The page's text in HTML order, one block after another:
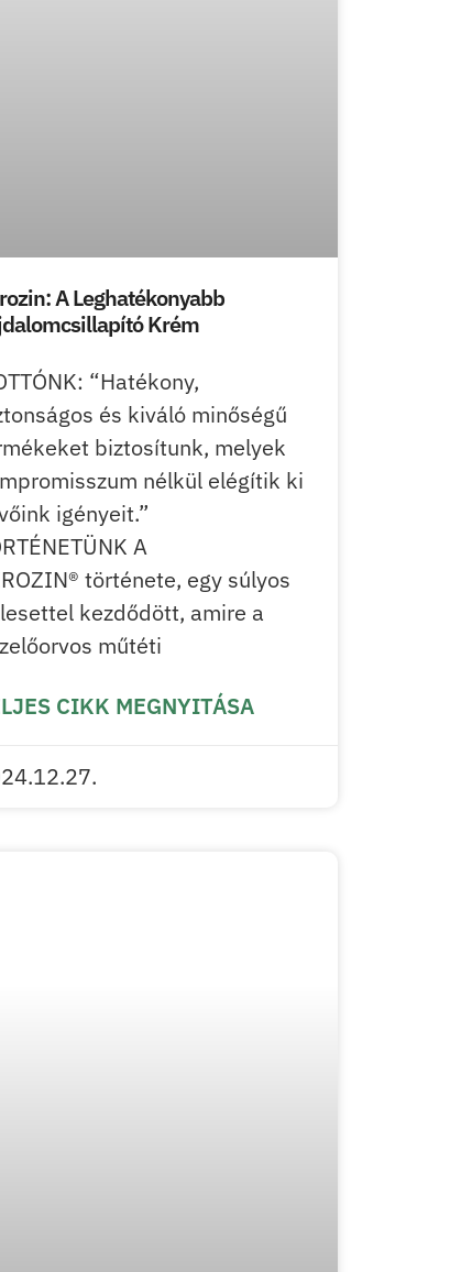
A Leghatékonyabb
Krém
“Hatékony,
és kiváló minőségű
biztosítunk, melyek
nélkül elégítik ki
igényeit.”
A
története, egy súlyos
kezdődött, amire a
műtéti
CIKK MEGNYITÁSA